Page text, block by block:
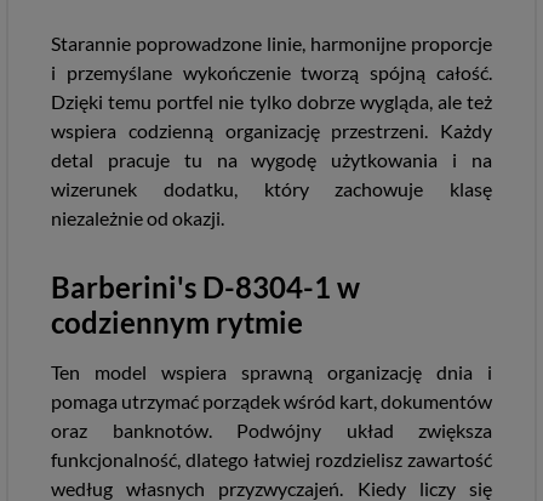
Starannie poprowadzone linie, harmonijne proporcje
i przemyślane wykończenie tworzą spójną całość.
Dzięki temu portfel nie tylko dobrze wygląda, ale też
wspiera codzienną organizację przestrzeni. Każdy
detal pracuje tu na wygodę użytkowania i na
wizerunek dodatku, który zachowuje klasę
niezależnie od okazji.
Barberini's D-8304-1 w
codziennym rytmie
Ten model wspiera sprawną organizację dnia i
pomaga utrzymać porządek wśród kart, dokumentów
oraz banknotów. Podwójny układ zwiększa
funkcjonalność, dlatego łatwiej rozdzielisz zawartość
według własnych przyzwyczajeń. Kiedy liczy się